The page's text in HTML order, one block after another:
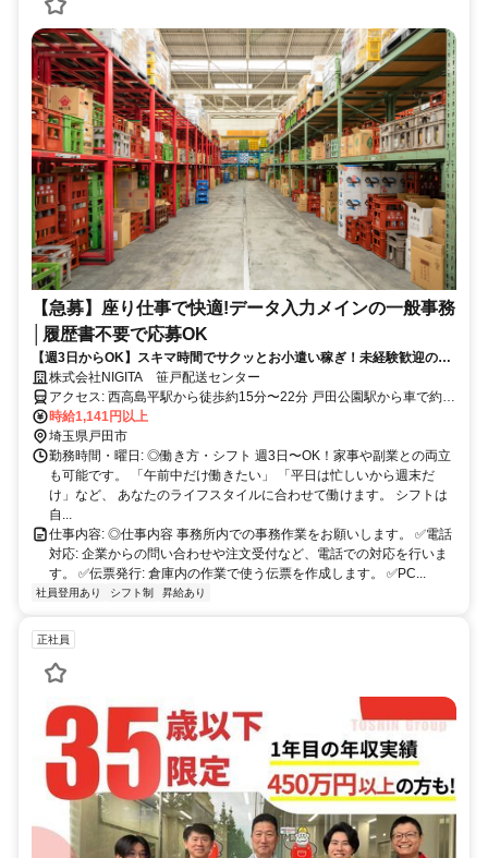
【急募】座り仕事で快適!データ入力メインの一般事務
│履歴書不要で応募OK
【週3日からOK】スキマ時間でサクッとお小遣い稼ぎ！未経験歓迎の仕
分けスタッフ
株式会社NIGITA 笹戸配送センター
アクセス: 西高島平駅から徒歩約15分〜22分 戸田公園駅から車で約
時給1,141円以上
埼玉県戸田市
勤務時間・曜日: ◎働き方・シフト 週3日〜OK！家事や副業との両立
も可能です。 「午前中だけ働きたい」 「平日は忙しいから週末だ
け」など、 あなたのライフスタイルに合わせて働けます。 シフトは
自...
仕事内容: ◎仕事内容 事務所内での事務作業をお願いします。 ✅電話
対応: 企業からの問い合わせや注文受付など、電話での対応を行いま
す。 ✅伝票発行: 倉庫内の作業で使う伝票を作成します。 ✅PC...
社員登用あり シフト制 昇給あり
正社員